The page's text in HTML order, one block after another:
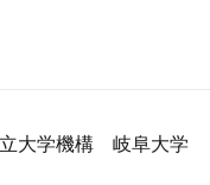
大学機構 岐阜大学